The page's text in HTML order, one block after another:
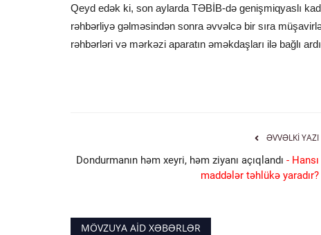
Qeyd edək ki, son aylarda TƏBİB-də genişmiqyaslı
rəhbərliyə gəlməsindən sonra əvvəlcə bir sıra
rəhbərləri və mərkəzi aparatın əməkdaşları ilə bağlı
ƏVVƏLKI YAZI
Dondurmanın həm xeyri, həm ziyanı açıqlandı - Hansı
maddələr təhlükə yaradır?
MÖVZUYA AID XƏBƏRLƏR